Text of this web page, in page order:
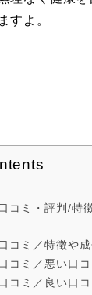
すよ。
コミ・評判/特
コミ／特徴や
コミ／悪い口
コミ／良い口コ